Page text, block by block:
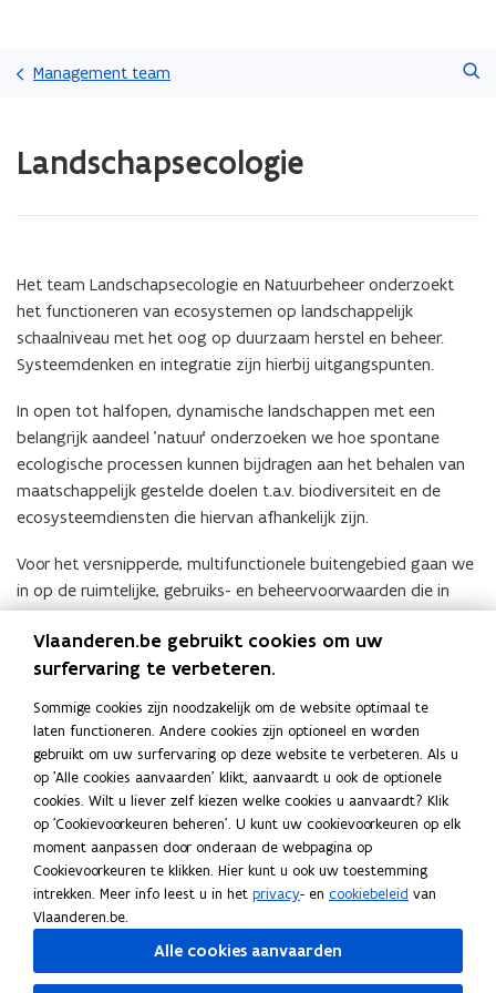
gaan
Management team
met
laden.
Landschapsecologie
Landschapsecologie
Het team Landschapsecologie en Natuurbeheer onderzoekt
het functioneren van ecosystemen op landschappelijk
schaalniveau met het oog op duurzaam herstel en beheer.
Systeemdenken en integratie zijn hierbij uitgangspunten.
In open tot halfopen, dynamische landschappen met een
belangrijk aandeel 'natuur' onderzoeken we hoe spontane
ecologische processen kunnen bijdragen aan het behalen van
maatschappelijk gestelde doelen t.a.v. biodiversiteit en de
ecosysteemdiensten die hiervan afhankelijk zijn.
Voor het versnipperde, multifunctionele buitengebied gaan we
in op de ruimtelijke, gebruiks- en beheervoorwaarden die in
acht genomen moeten worden om het ecologisch
functioneren van de groenblauwe dooradering te garanderen.
systeem steeds in relatie tot elkaar beschouwd.
Contactgegevens
Landschapsecologie
Adres
Instituut voor Natuur- en Bosonderzoek
Landschapsecologie
Herman Teirlinckgebouw
Havenlaan 88, 1000 Brussel, België
Routeplanner
Vlaanderen.be gebruikt cookies om uw
surfervaring te verbeteren.
Sommige cookies zijn noodzakelijk om de website optimaal te
laten functioneren. Andere cookies zijn optioneel en worden
gebruikt om uw surfervaring op deze website te verbeteren. Als u
op 'Alle cookies aanvaarden' klikt, aanvaardt u ook de optionele
cookies. Wilt u liever zelf kiezen welke cookies u aanvaardt? Klik
op 'Cookievoorkeuren beheren'. U kunt uw cookievoorkeuren op elk
moment aanpassen door onderaan de webpagina op
Cookievoorkeuren te klikken. Hier kunt u ook uw toestemming
intrekken. Meer info leest u in het privacy- en cookiebeleid van
Vlaanderen.be.
Alle cookies aanvaarden